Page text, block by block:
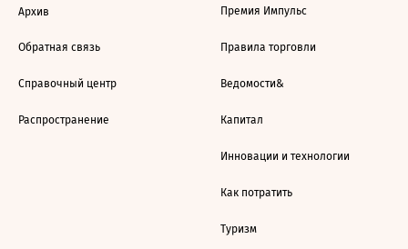
Архив
Обратная связь
Справочный центр
Распространение
Премия Импульс
Правила торговли
Ведомости&
Капитал
Инновации и технологии
Как потратить
Туризм